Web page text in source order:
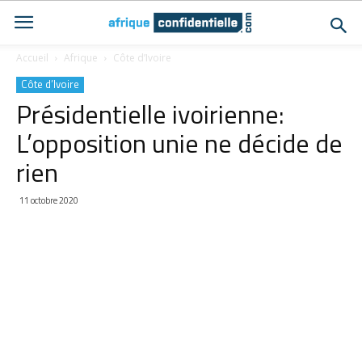
Accueil Afrique Côte d’Ivoire
Côte d’Ivoire
Présidentielle ivoirienne:
L’opposition unie ne décide de
rien
11 octobre 2020